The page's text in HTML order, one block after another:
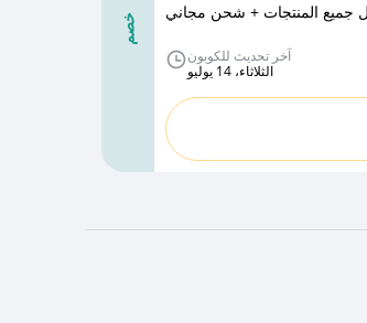
خصم جميع المنتجات + شحن مجاني
آخر تحديث للكوبون
الثلاثاء، 14 يوليو